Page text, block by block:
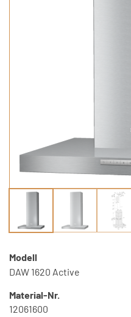
Modell
DAW 1620 Active
Material-Nr.
12061600